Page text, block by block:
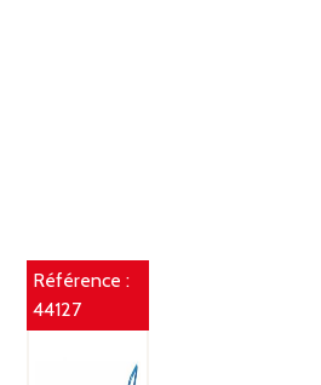
Référence :
44127